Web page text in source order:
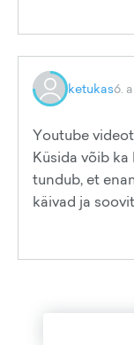
ketukas6.
Youtube
Küsida võib ka
tundub, et
käivad ja